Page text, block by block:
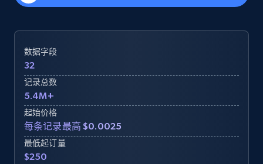
数据字段
32
记录总数
5.4M+
起始价格
每条记录最高 $0.0025
最低起订量
$250